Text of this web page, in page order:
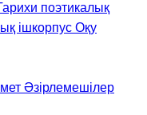
поэтикалық
ішкорпус Оқу
Әзірлемешілер